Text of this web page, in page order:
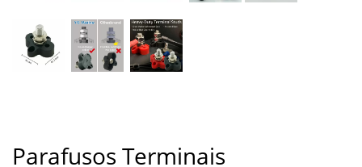
Parafusos Terminais